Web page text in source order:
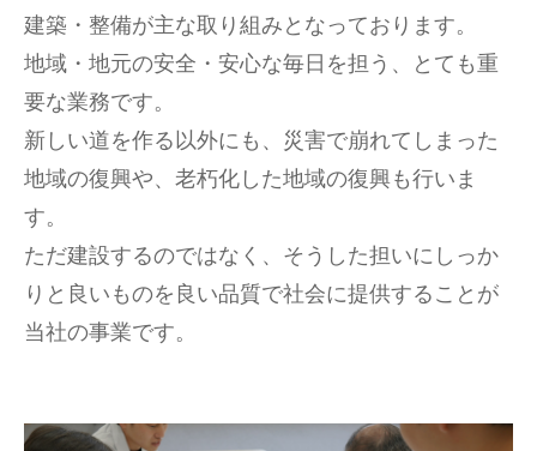
建築・整備が主な取り組みとなっております。
地域・地元の安全・安心な毎日を担う、とても重
要な業務です。
新しい道を作る以外にも、災害で崩れてしまった
地域の復興や、老朽化した地域の復興も行いま
す。
ただ建設するのではなく、そうした担いにしっか
りと良いものを良い品質で社会に提供することが
当社の事業です。